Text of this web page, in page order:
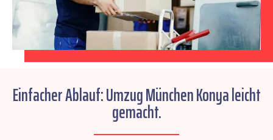
Einfacher Ablauf: Umzug München Konya leicht
gemacht.